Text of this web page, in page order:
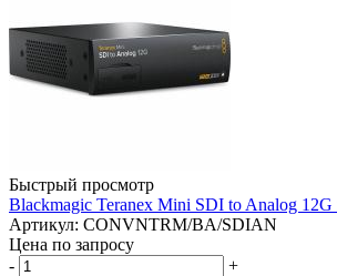
Быстрый просмотр
Blackmagic Teranex Mini SDI to Analog 12G
Артикул: CONVNTRM/BA/SDIAN
Цена по запросу
-
+